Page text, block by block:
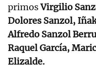
primosVirgilio
Dolores Sanzol,
Alfredo Sanzol
Raquel García,
Elizalde.